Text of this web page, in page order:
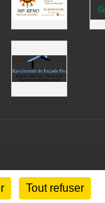
Tout refuser